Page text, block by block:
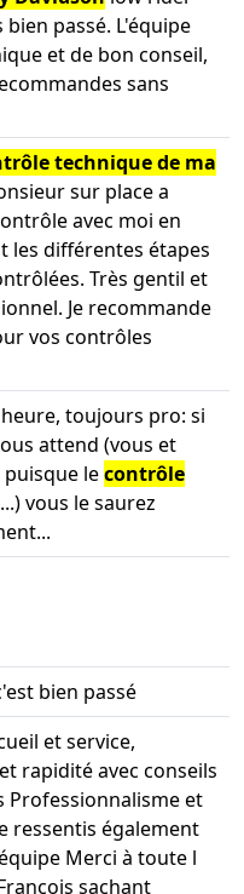
passé. L'équipe
et de bon conseil,
sans
technique de ma
sur place a
avec moi en
les différentes étapes
Très gentil et
Je recommande
vos contrôles
toujours pro: si
attend (vous et
lecontrôle
vous le saurez
bien passé
et service,
rapidité avec conseils
Professionnalisme et
ressentis également
Merci à toute l
sachant